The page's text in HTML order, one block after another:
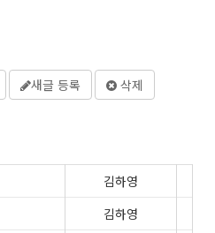
새글 등록 삭제
김하영
김하영